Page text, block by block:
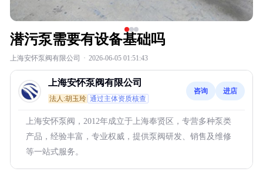
潜污泵需要有设备基础吗
上海安怀泵阀有限公司 · 2026-06-05 01:51:43
上海安怀泵阀有限公司
法人:胡玉玲 通过主体资质核查
咨询 进店
上海安怀泵阀，2012年成立于上海奉贤区，专营多种泵类
产品，经验丰富，专业权威，提供泵阀研发、销售及维修
等一站式服务。